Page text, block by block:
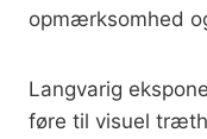
opmærksomhed
Langvarig
føre til visuel